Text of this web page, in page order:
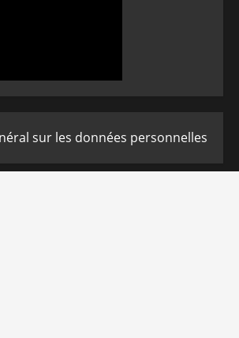
sur les données personnelles